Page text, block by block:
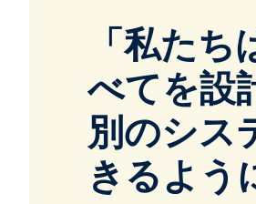
「私た
べてを設
別のシス
きるよう